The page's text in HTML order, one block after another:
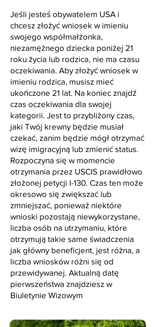
Jeśli jesteś obywatelem USA i
chcesz złożyć wniosek w imieniu
swojego współmałżonka,
niezamężnego dziecka poniżej 21
roku życia lub rodzica, nie ma czasu
oczekiwania. Aby złożyć wniosek w
imieniu rodzica, musisz mieć
ukończone 21 lat. Na koniec znajdź
czas oczekiwania dla swojej
kategorii. Jest to przybliżony czas,
jaki Twój krewny będzie musiał
czekać, zanim będzie mógł otrzymać
wizę imigracyjną lub zmienić status.
Rozpoczyna się w momencie
otrzymania przez USCIS prawidłowo
złożonej petycji I-130. Czas ten może
okresowo się zwiększać lub
zmniejszać, ponieważ niektóre
wnioski pozostają niewykorzystane,
liczba osób na utrzymaniu, które
otrzymują takie same świadczenia
jak główny beneficjent, jest różna, a
liczba wniosków różni się od
przewidywanej. Aktualną datę
pierwszeństwa znajdziesz w
Biuletynie Wizowym